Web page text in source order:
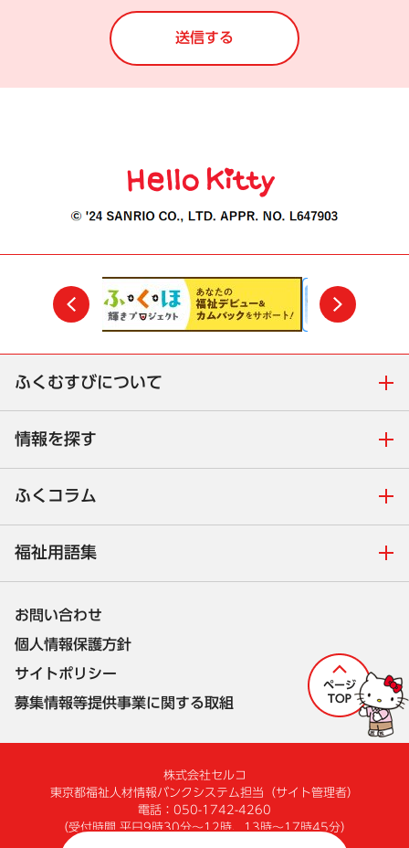
前
ふくむすびについて
情報を探す
ふくコラム
福祉用語集
お問い合わせ
個人情報保護方針
サイトポリシー
募集情報等提供事業に関する取組
株式会社セルコ
東京都福祉人材情報バンクシステム担当 （サイト管理者）
電話：050-1742-4260
（受付時間 平日9時30分～12時、13時～17時45分）